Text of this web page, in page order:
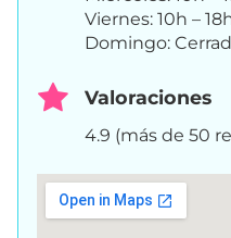
Viernes: 10h –
Domingo:
Valoraciones
4.9 (más de 50